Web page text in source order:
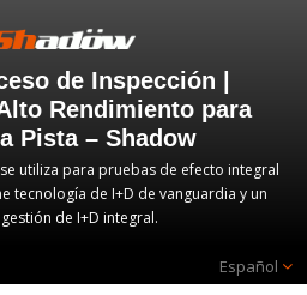
de Inspección |
Rendimiento para
Pista – Shadow
utiliza para pruebas de efecto integral
tecnología de I+D de vanguardia y un
de I+D integral.
Español